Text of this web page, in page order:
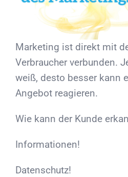
Marketing ist direkt mit
Verbraucher verbunden.
weiß, desto besser kann
Angebot reagieren.
Wie kann der Kunde
Informationen!
Datenschutz!